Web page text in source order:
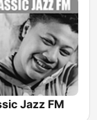
Jazz FM